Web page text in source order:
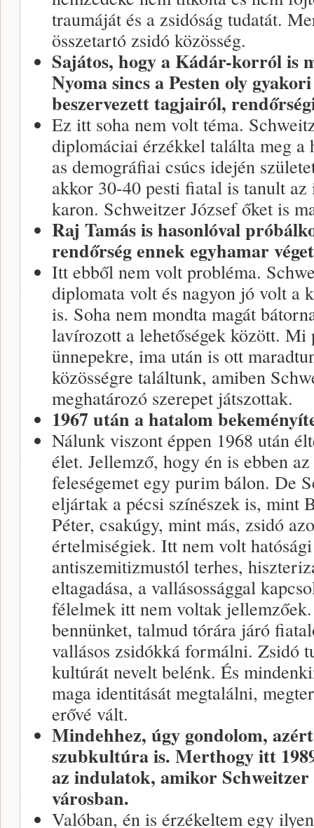
traumáját és a zsidóság tudatát.
összetartó zsidó közösség.
Sajátos, hogy a Kádár-korról is
Nyoma sincs a Pesten oly
beszervezett tagjairól,
Ez itt soha nem volt téma.
diplomáciai érzékkel találta meg
as demográfiai csúcs idején
akkor 30-40 pesti fiatal is tanult
karon. Schweitzer József őket is
Raj Tamás is hasonlóval
rendőrség ennek egyhamar
Itt ebből nem volt probléma.
diplomata volt és nagyon jó volt a
is. Soha nem mondta magát
lavírozott a lehetőségek között.
ünnepekre, ima után is ott
közösségre találtunk, amiben
meghatározó szerepet játszottak.
1967 után a hatalom
Nálunk viszont éppen 1968 után
élet. Jellemző, hogy én is ebben
feleségemet egy purim bálon. De
eljártak a pécsi színészek is, mint
Péter, csakúgy, mint más, zsidó
értelmiségiek. Itt nem volt
antiszemitizmustól terhes,
eltagadása, a vallásossággal
félelmek itt nem voltak
bennünket, talmud tórára járó
vallásos zsidókká formálni. Zsidó
kultúrát nevelt belénk. És
maga identitását megtalálni,
erővé vált.
Mindehhez, úgy gondolom,
szubkultúra is. Merthogy itt
az indulatok, amikor
városban.
Valóban, én is érzékeltem egy